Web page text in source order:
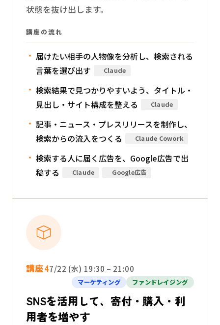
状態を抜け出します。
講座の流れ
届けたい相手の人物像を分析し、検索される
言葉を選び出す
Claude
検索結果で見つかりやすいよう、タイトル・
見出し・サイト構成を整える
Claude
記事・ニュース・プレスリリースを制作し、
検索からの流入をつくる
Claude Cowork
検索する人に届く広告を、Google広告で出
稿する
Claude Google広告
講座47/22 (水) 19:30 – 21:00
マーケティング ファンドレイジング
SNSを活用して、寄付・購入・利
用者を増やす